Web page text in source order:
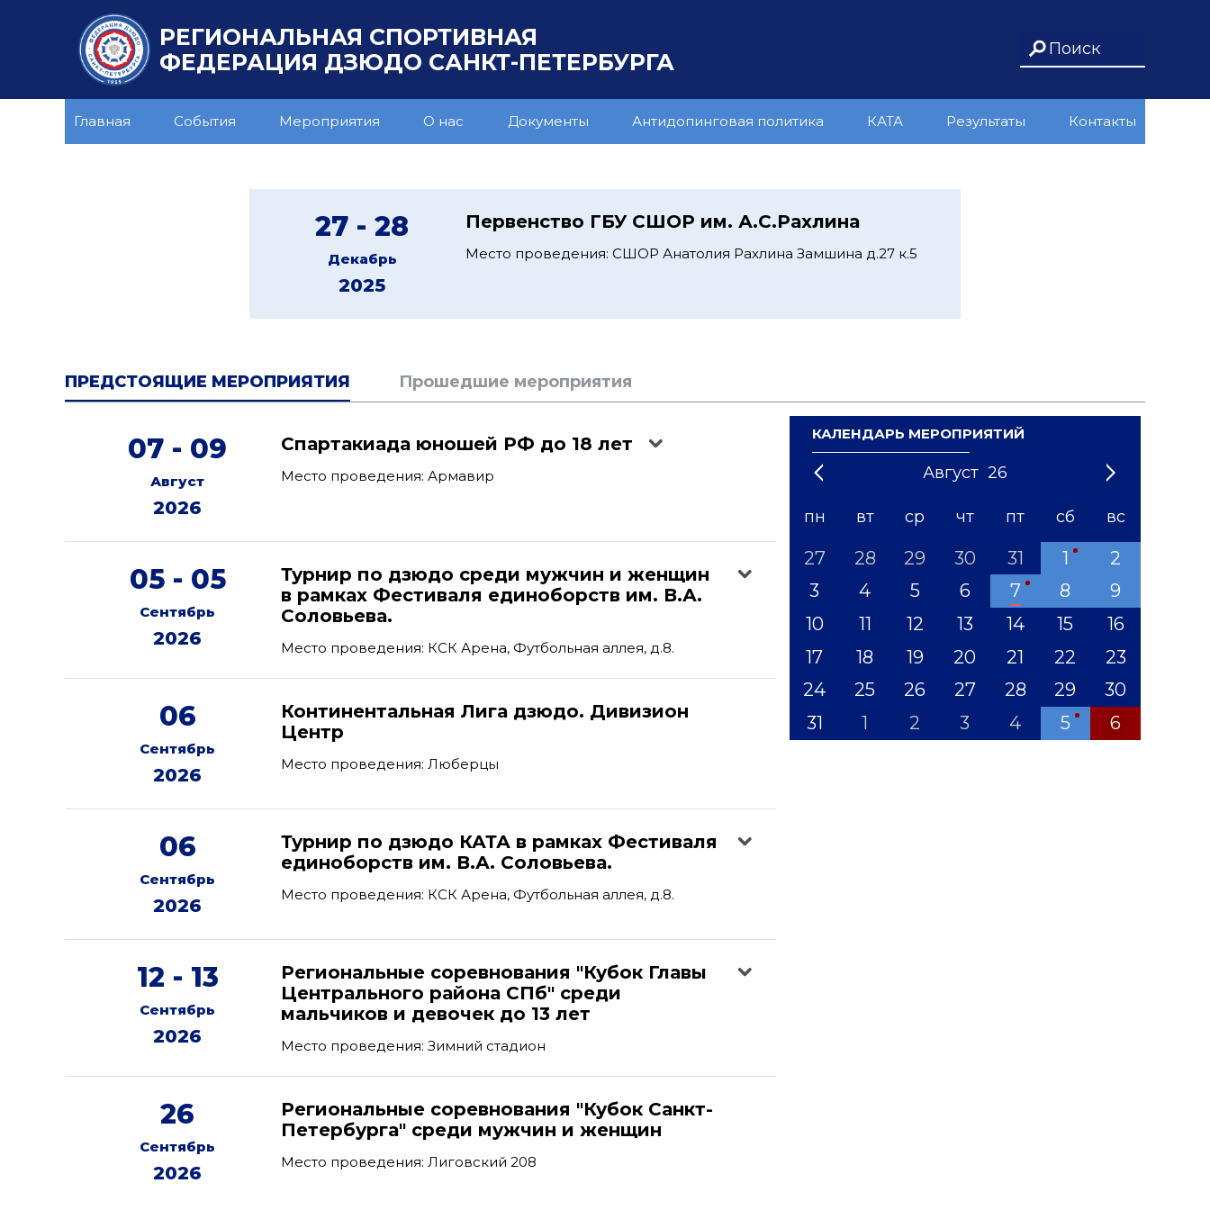
РЕГИОНАЛЬНАЯ СПОРТИВНАЯ
ФЕДЕРАЦИЯ ДЗЮДО САНКТ-ПЕТЕРБУРГА
Главная События Мероприятия О нас Документы Антидопинговая политика КАТА Результаты Контакты
27 - 28
Декабрь
2025
Первенство ГБУ СШОР им. А.С.Рахлина
Место проведения: СШОР Анатолия Рахлина Замшина д.27 к.5
ПРЕДСТОЯЩИЕ МЕРОПРИЯТИЯ Прошедшие мероприятия
07 - 09
Август
2026
Спартакиада юношей РФ до 18 лет
Место проведения: Армавир
05 - 05
Сентябрь
2026
Турнир по дзюдо среди мужчин и женщин
в рамках Фестиваля единоборств им. В.А.
Соловьева.
Место проведения: КСК Арена, Футбольная аллея, д.8.
06
Сентябрь
2026
Континентальная Лига дзюдо. Дивизион
Центр
Место проведения: Люберцы
06
Сентябрь
2026
Турнир по дзюдо КАТА в рамках Фестиваля
единоборств им. В.А. Соловьева.
Место проведения: КСК Арена, Футбольная аллея, д.8.
12 - 13
Сентябрь
2026
Региональные соревнования "Кубок Главы
Центрального района СПб" среди
мальчиков и девочек до 13 лет
Место проведения: Зимний стадион
26
Сентябрь
2026
Региональные соревнования "Кубок Санкт-
Петербурга" среди мужчин и женщин
Место проведения: Лиговский 208
КАЛЕНДАРЬ МЕРОПРИЯТИЙ
Август 26
1 3 5 8 10 12
'21 '23 '24 '25 '26 '27 '28 '29 '31
пн вт ср чт пт сб вс
27 28 29 30 31 1
2
3
4 5 6 7 8
9
10
11 12 13 14 15
16
17
18 19 20 21 22
23
24
25 26 27 28 29
30
31
1 2 3 4 5 6